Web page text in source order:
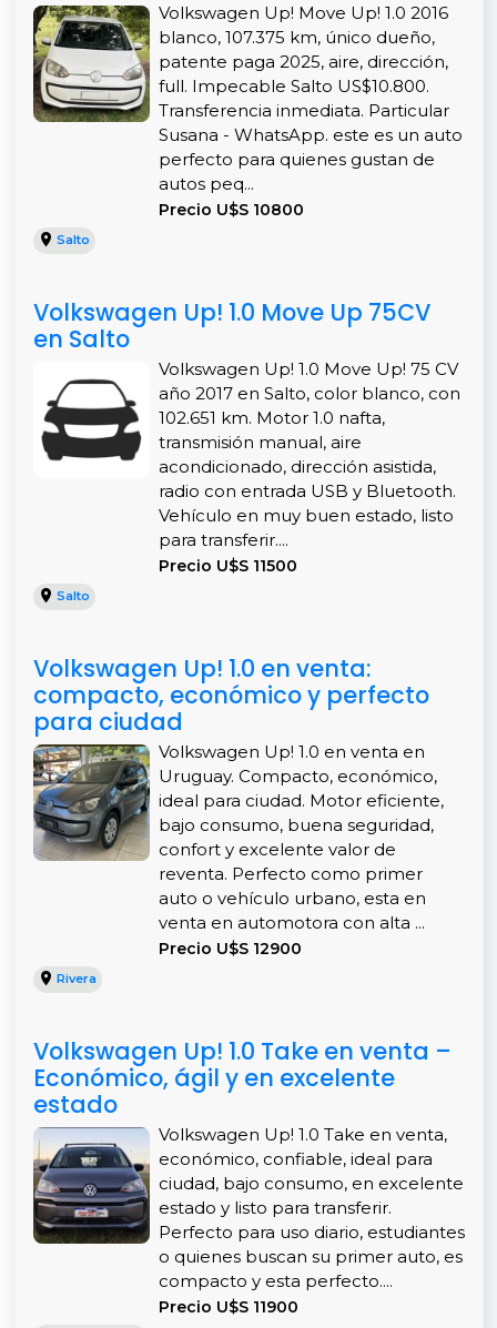
Volkswagen Up! Move Up! 1.0 2016
blanco, 107.375 km, único dueño,
patente paga 2025, aire, dirección,
full. Impecable Salto US$10.800.
Transferencia inmediata. Particular
Susana - WhatsApp. este es un auto
perfecto para quienes gustan de
autos peq...
Precio U$S 10800
Salto
Volkswagen Up! 1.0 Move Up 75CV
en Salto
Volkswagen Up! 1.0 Move Up! 75 CV
año 2017 en Salto, color blanco, con
102.651 km. Motor 1.0 nafta,
transmisión manual, aire
acondicionado, dirección asistida,
radio con entrada USB y Bluetooth.
Vehículo en muy buen estado, listo
para transferir....
Precio U$S 11500
Salto
Volkswagen Up! 1.0 en venta:
compacto, económico y perfecto
para ciudad
Volkswagen Up! 1.0 en venta en
Uruguay. Compacto, económico,
ideal para ciudad. Motor eficiente,
bajo consumo, buena seguridad,
confort y excelente valor de
reventa. Perfecto como primer
auto o vehículo urbano, esta en
venta en automotora con alta ...
Precio U$S 12900
Rivera
Volkswagen Up! 1.0 Take en venta –
Económico, ágil y en excelente
estado
Volkswagen Up! 1.0 Take en venta,
económico, confiable, ideal para
ciudad, bajo consumo, en excelente
estado y listo para transferir.
Perfecto para uso diario, estudiantes
o quienes buscan su primer auto, es
compacto y esta perfecto....
Precio U$S 11900